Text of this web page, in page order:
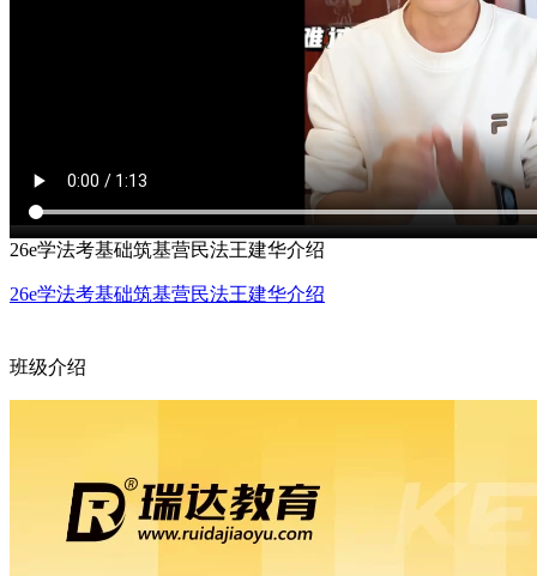
26e学法考基础筑基营民法王建华介绍
26e学法考基础筑基营民法王建华介绍
班级介绍